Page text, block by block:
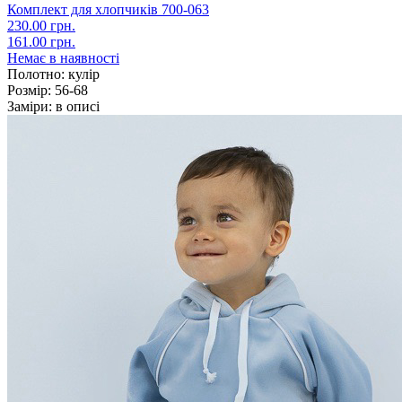
Комплект для хлопчиків 700-063
230.00 грн.
161.00 грн.
Немає в наявності
Полотно: кулір
Розмір: 56-68
Заміри: в описі